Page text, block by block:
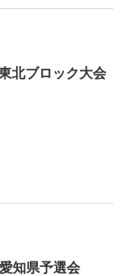
北ブロック大会
知県予選会